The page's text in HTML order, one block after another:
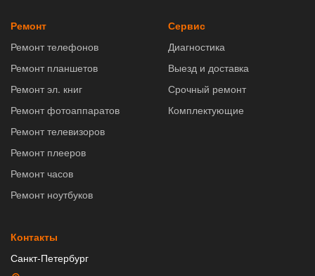
Ремонт
Ремонт телефонов
Ремонт планшетов
Ремонт эл. книг
Ремонт фотоаппаратов
Ремонт телевизоров
Ремонт плееров
Ремонт часов
Ремонт ноутбуков
Сервис
Диагностика
Выезд и доставка
Срочный ремонт
Комплектующие
Контакты
Санкт-Петербург